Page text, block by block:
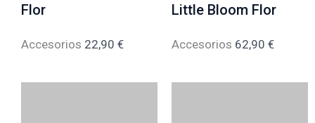
Flor
Accesorios 22,90 €
Little Bloom Flor
Accesorios 62,90 €